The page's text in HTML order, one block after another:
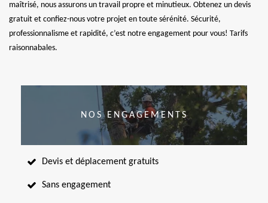
maîtrisé, nous assurons un travail propre et minutieux. Obtenez un devis
gratuit et confiez-nous votre projet en toute sérénité. Sécurité,
professionnalisme et rapidité, c’est notre engagement pour vous! Tarifs
raisonnabales.
NOS ENGAGEMENTS
Devis et déplacement gratuits
Sans engagement